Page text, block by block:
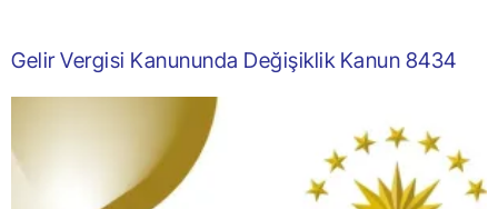
Gelir Vergisi Kanununda Değişiklik Kanun 8434